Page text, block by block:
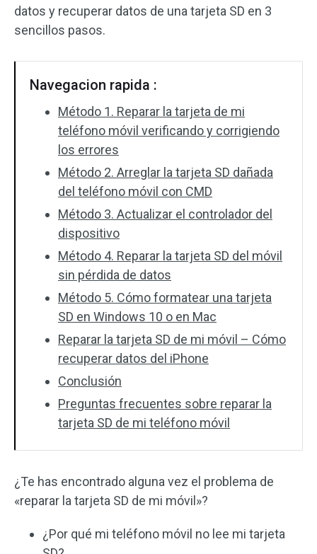
datos y recuperar datos de una tarjeta SD en 3
sencillos pasos.
Navegacion rapida :
Método 1. Reparar la tarjeta de mi
teléfono móvil verificando y corrigiendo
los errores
Método 2. Arreglar la tarjeta SD dañada
del teléfono móvil con CMD
Método 3. Actualizar el controlador del
dispositivo
Método 4. Reparar la tarjeta SD del móvil
sin pérdida de datos
Método 5. Cómo formatear una tarjeta
SD en Windows 10 o en Mac
Reparar la tarjeta SD de mi móvil – Cómo
recuperar datos del iPhone
Conclusión
Preguntas frecuentes sobre reparar la
tarjeta SD de mi teléfono móvil
¿Te has encontrado alguna vez el problema de
«reparar la tarjeta SD de mi móvil»?
¿Por qué mi teléfono móvil no lee mi tarjeta